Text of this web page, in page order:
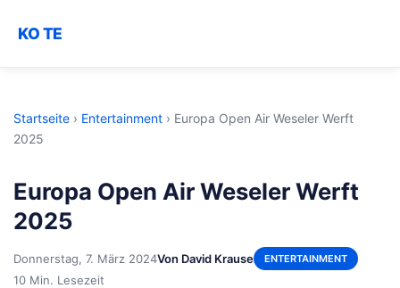
KO TE
Startseite › Entertainment › Europa Open Air Weseler Werft
2025
Europa Open Air Weseler Werft
2025
Donnerstag, 7. März 2024Von David Krause ENTERTAINMENT
10 Min. Lesezeit